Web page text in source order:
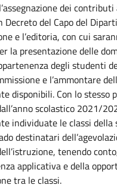
dei
Decreto del Capo del
e l’editoria, con cui
la presentazione delle
degli studenti
e l’ammontare
disponibili. Con lo stesso
scolastico 2021/
individuate le classi della
destinatari
tenendo
applicativa e della
tra le classi.